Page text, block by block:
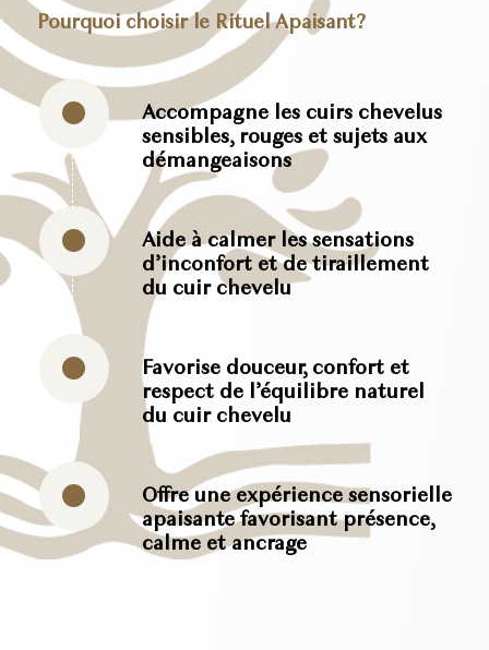
Pourquoi choisir le Rituel Apaisant?
Accompagne les cuirs chevelus
sensibles, rouges et sujets aux
démangeaisons
Aide à calmer les sensations
d’inconfort et de tiraillement
du cuir chevelu
Favorise douceur, confort et
respect de l’équilibre naturel
du cuir chevelu
Offre une expérience sensorielle
apaisante favorisant présence,
calme et ancrage